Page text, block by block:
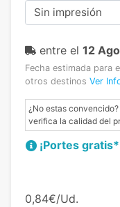
Sin impresión
entre el 12
Fecha estimada para
otros destinos Ver
¿No estas convencido?
verifica la calidad del
¡Portes
0,84€/Ud.